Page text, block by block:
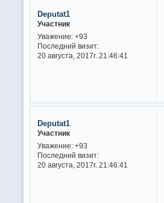
Deputat1
Участник
Уважение: +93
Последний визит:
20 августа, 2017г. 21:46:41
Deputat1
Участник
Уважение: +93
Последний визит:
20 августа, 2017г. 21:46:41